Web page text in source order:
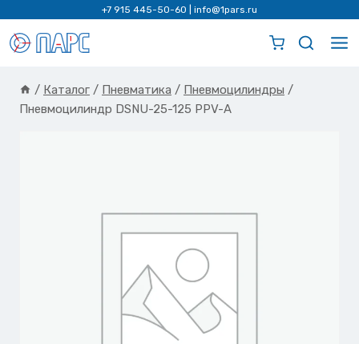
содержимому
+7 915 445-50-60 info@1pars.ru
/ Каталог / Пневматика / Пневмоцилиндры /
Пневмоцилиндр DSNU-25-125 PPV-A